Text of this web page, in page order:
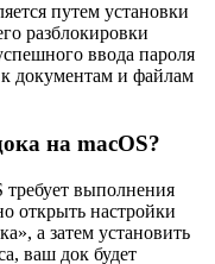
путем установки
разблокировки
ввода пароля
документам и файлам
на macOS?
требует выполнения
открыть настройки
а затем установить
ваш док будет